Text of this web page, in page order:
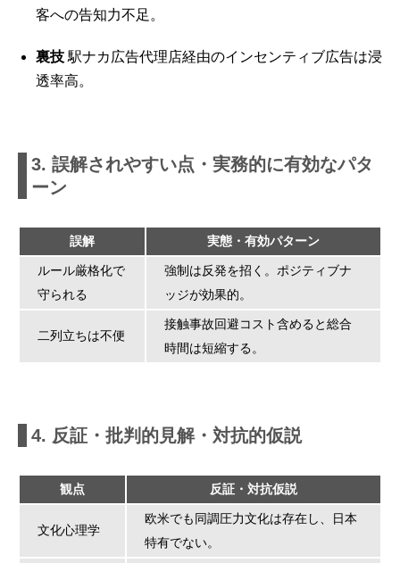
客への告知力不足。
裏技 駅ナカ広告代理店経由のインセンティブ広告は浸
透率高。
3. 誤解されやすい点・実務的に有効なパタ
ーン
誤解 実態・有効パターン
ルール厳格化で
守られる
強制は反発を招く。ポジティブナ
ッジが効果的。
二列立ちは不便
接触事故回避コスト含めると総合
時間は短縮する。
4. 反証・批判的見解・対抗的仮説
観点 反証・対抗仮説
文化心理学
欧米でも同調圧力文化は存在し、日本
特有でない。